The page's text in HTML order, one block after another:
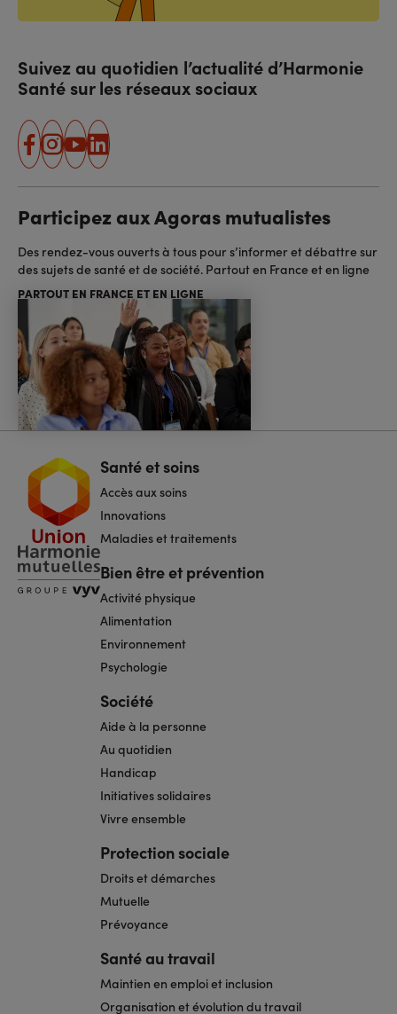
Suivez au quotidien l’actualité d’Harmonie
Santé sur les réseaux sociaux
facebook
instagram
youtube
linkedin
Participez aux Agoras mutualistes
Des rendez-vous ouverts à tous pour s’informer et débattre sur
des sujets de santé et de société. Partout en France et en ligne
PARTOUT EN FRANCE ET EN LIGNE
Navigation
pied
de
page
Santé et soins
Accès aux soins
Innovations
Maladies et traitements
Bien être et prévention
Activité physique
Alimentation
Environnement
Psychologie
Société
Aide à la personne
Au quotidien
Handicap
Initiatives solidaires
Vivre ensemble
Protection sociale
Droits et démarches
Mutuelle
Prévoyance
Santé au travail
Maintien en emploi et inclusion
Organisation et évolution du travail